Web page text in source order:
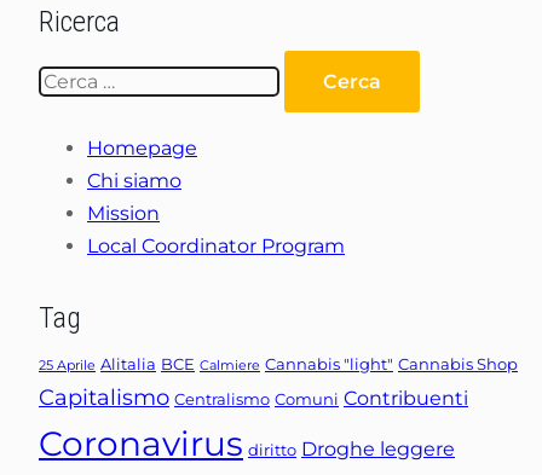
Ricerca
Ricerca
per:
Homepage
Chi siamo
Mission
Local Coordinator Program
Tag
25 Aprile Alitalia BCE Calmiere Cannabis "light" Cannabis Shop
Capitalismo Centralismo Comuni Contribuenti
Coronavirus diritto Droghe leggere